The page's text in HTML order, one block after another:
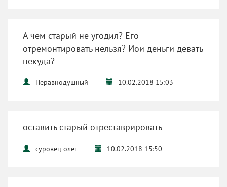
А чем старый не угодил? Его
отремонтировать нельзя? Иои деньги девать
некуда?
Неравнодушный 10.02.2018 15:03
оставить старый отреставрировать
суровец олег 10.02.2018 15:50